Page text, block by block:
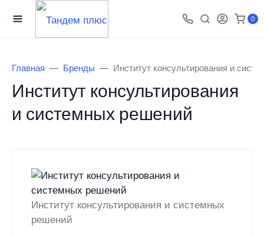
0
Главная Бренды Институт консультирования и
Институт консультирования
и системных решений
Институт консультирования и системных
решений